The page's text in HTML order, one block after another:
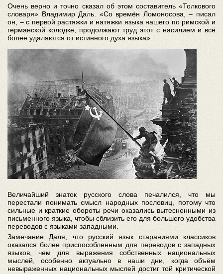
Очень верно и точно сказал об этом составитель «Толкового
словаря» Владимир Даль. «Со времён Ломоносова, – писал
он, – с первой растяжки и натяжки языка нашего по римской и
германской колодке, продолжают труд этот с насилием и всё
более удаляются от истинного духа языка».
Величайший знаток русского слова печалился, что мы
перестали понимать смысл народных пословиц, потому что
сильные и краткие обороты речи оказались вытесненными из
письменного языка, чтобы сблизить его для большего удобства
переводов с языками западными.
Замечание Даля, что русский язык стараниями классиков
оказался более приспособленным для переводов с западных
языков, чем для выражения собственных национальных
мыслей, особенно актуально в наши дни, когда объём
невыраженных национальных мыслей достиг той критической